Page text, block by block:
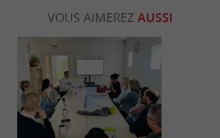
VOUS AIMEREZ AUSSI